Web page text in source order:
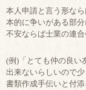
本人申請と言う形な
本的に争いがある部
不安ならば士業の連
(例)「とても仲の良い
出来ないらしいので
書類作成手伝いと付